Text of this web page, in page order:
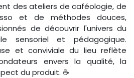
des ateliers de caféologie, de
et de méthodes douces,
de découvrir l'univers du
sensoriel et pédagogique.
et conviviale du lieu reflète
envers la qualité, la
du produit. ☕